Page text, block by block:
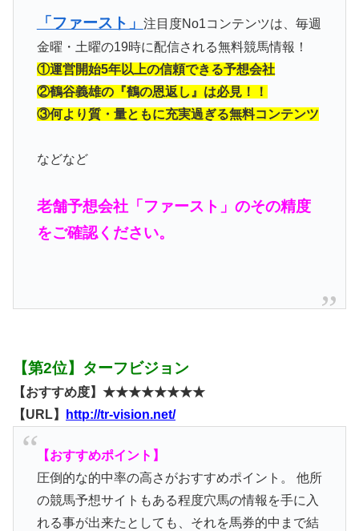
「ファースト」 注目度No1コンテンツは、毎週
金曜・土曜の19時に配信される無料競馬情報！
①運営開始5年以上の信頼できる予想会社
②鶴谷義雄の『鶴の恩返し』は必見！！
③何より質・量ともに充実過ぎる無料コンテンツ
などなど
老舗予想会社「ファースト」のその精度
をご確認ください。
【第2位】ターフビジョン
【おすすめ度】★★★★★★★★
【URL】
http://tr-vision.net/
【おすすめポイント】
圧倒的な的中率の高さがおすすめポイント。 他所
の競馬予想サイトもある程度穴馬の情報を手に入
れる事が出来たとしても、それを馬券的中まで結